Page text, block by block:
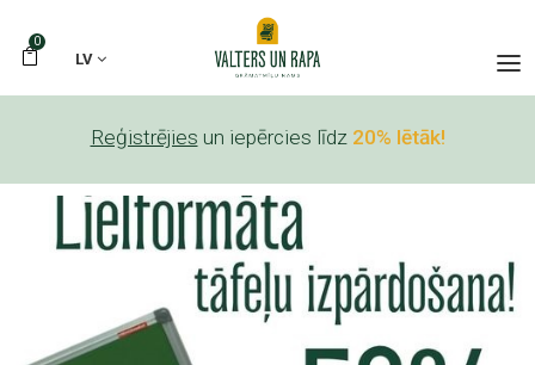
0
LV
Reģistrējies un iepērcies līdz 20% lētāk!